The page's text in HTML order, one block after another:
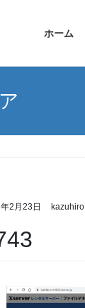
ホーム
2月23日 kazuhiro